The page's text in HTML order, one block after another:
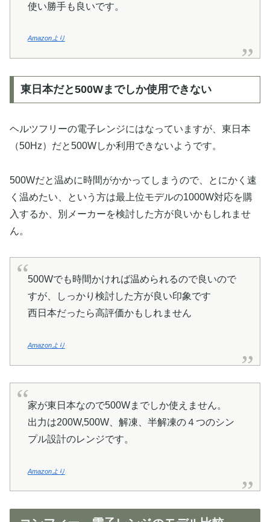
使い勝手も良いです。
Amazonより
東日本だと500Wまでしか使用できない
ヘルツフリーの電子レンジにはなっていますが、東日本
（50Hz）だと500Wしか利用できないようです。
500Wだと温めに時間がかかってしまうので、とにかく速
く温めたい、という方は最上位モデルの1000W対応を購
入するか、別メーカーを検討した方が良いかもしれませ
ん。
500Wでも時間かければ温められるので良いので
すが、しっかり検討した方が良い印象です
西日本だったら高評価かもしれません
Amazonより
家が東日本なので500Wまでしか使えません。
出力は200W,500W、解凍、半解凍の４つのシン
プル設計のレンジです。
Amazonより